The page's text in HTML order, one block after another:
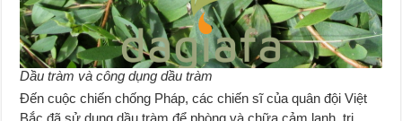
Dầu tràm và công dụng dầu tràm
Đến cuộc chiến chống Pháp, các chiến sĩ của quân đội Việt
Bắc đã sử dụng dầu tràm để phòng và chữa cảm lạnh, trị